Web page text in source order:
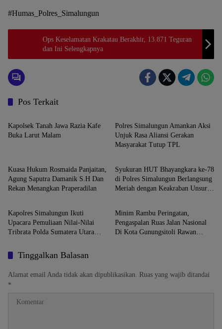
#Humas_Polres_Simalungun
Ops Keselamatan Krakatau Berakhir, 13.871 Teguran
dan Ini Selengkapnya
Pos Terkait
Simalungun
Kapolsek Tanah Jawa Razia Kafe
Buka Larut Malam
Polres Simalungun Amankan Aksi
Unjuk Rasa Aliansi Gerakan
Masyarakat Tutup TPL
Kuasa Hukum Rosmaida Panjaitan,
Agung Saputra Damanik S.H Dan
Rekan Menangkan Praperadilan
Simalungun
Syukuran HUT Bhayangkara ke-78
di Polres Simalungun Berlangsung
Meriah dengan Keakraban Unsur
Simalungun
Kapolres Simalungun Ikuti
Upacara Pemuliaan Nilai-Nilai
Tribrata Polda Sumatera Utara
Simalungun
Minim Rambu Peringatan,
Pengaspalan Ruas Jalan Nasional
Di Kota Gunungsitoli Rawan
Tinggalkan Balasan
Alamat email Anda tidak akan dipublikasikan. Ruas yang wajib ditandai
*